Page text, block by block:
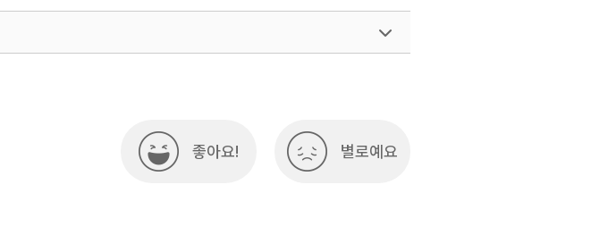
좋아요! 별로예요